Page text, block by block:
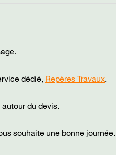
dédié, Repères Travaux.
du devis.
souhaite une bonne journée.